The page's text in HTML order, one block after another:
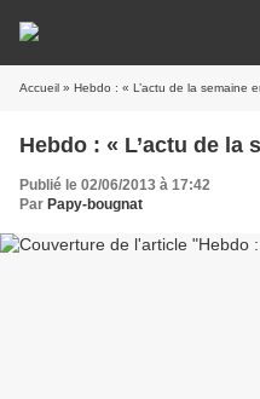
Accueil » Hebdo : « L’actu de la semaine
Hebdo : « L’actu de la
Publié le 02/06/2013 à 17:42
Par Papy-bougnat